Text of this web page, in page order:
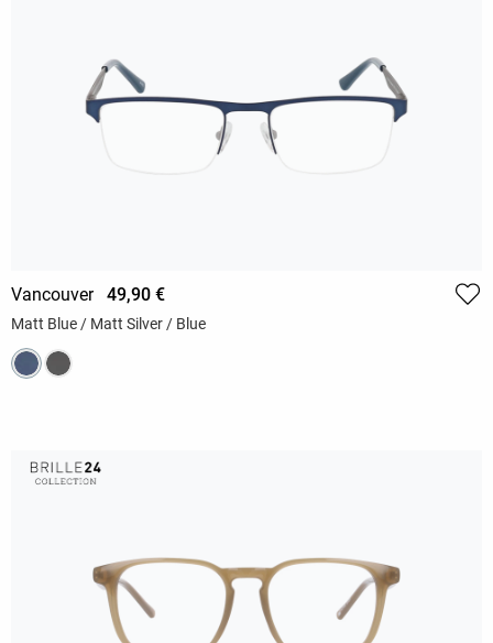
Vancouver 49,90 €
Matt Blue / Matt Silver / Blue